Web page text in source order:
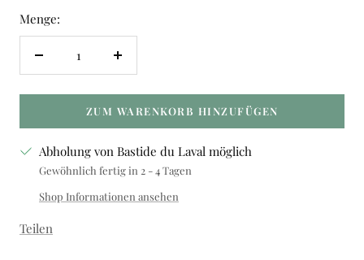
Menge:
Menge
ZUM WARENKORB HINZUFÜGEN
Abholung von Bastide du Laval möglich
Gewöhnlich fertig in 2 - 4 Tagen
Shop Informationen ansehen
Teilen